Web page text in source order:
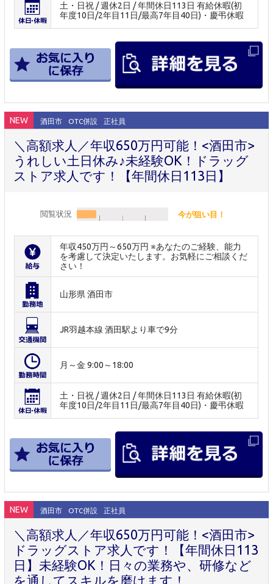
土・日祝 / 週休2日 / 年間休日113日 有給休暇(初
年度10日/2年目11日/最高7年目40日)・慶弔休暇
NEW 酒田市 OTC併設 正社員
＼高額求人／年収650万円可能！<酒田市>
うれしい土日休み♪未経験OK！ドラッグ
ストア求人です！【年間休日113日】
閲覧状況 今が狙い目！
年収450万円～650万円 ※あなたのご経験、能力
を考慮して決定いたします。お気軽にご相談くだ
さい！
山形県 酒田市
JR羽越本線 酒田駅より車で9分
月～金 9:00～18:00
土・日祝 / 週休2日 / 年間休日113日 有給休暇(初
年度10日/2年目11日/最高7年目40日)・慶弔休暇
NEW 酒田市 OTC併設 正社員
＼高額求人／年収650万円可能！<酒田市>
ドラッグストア求人です！【年間休日113
日】未経験OK！日々の業務や、研修など
を通してスキルを磨けます！